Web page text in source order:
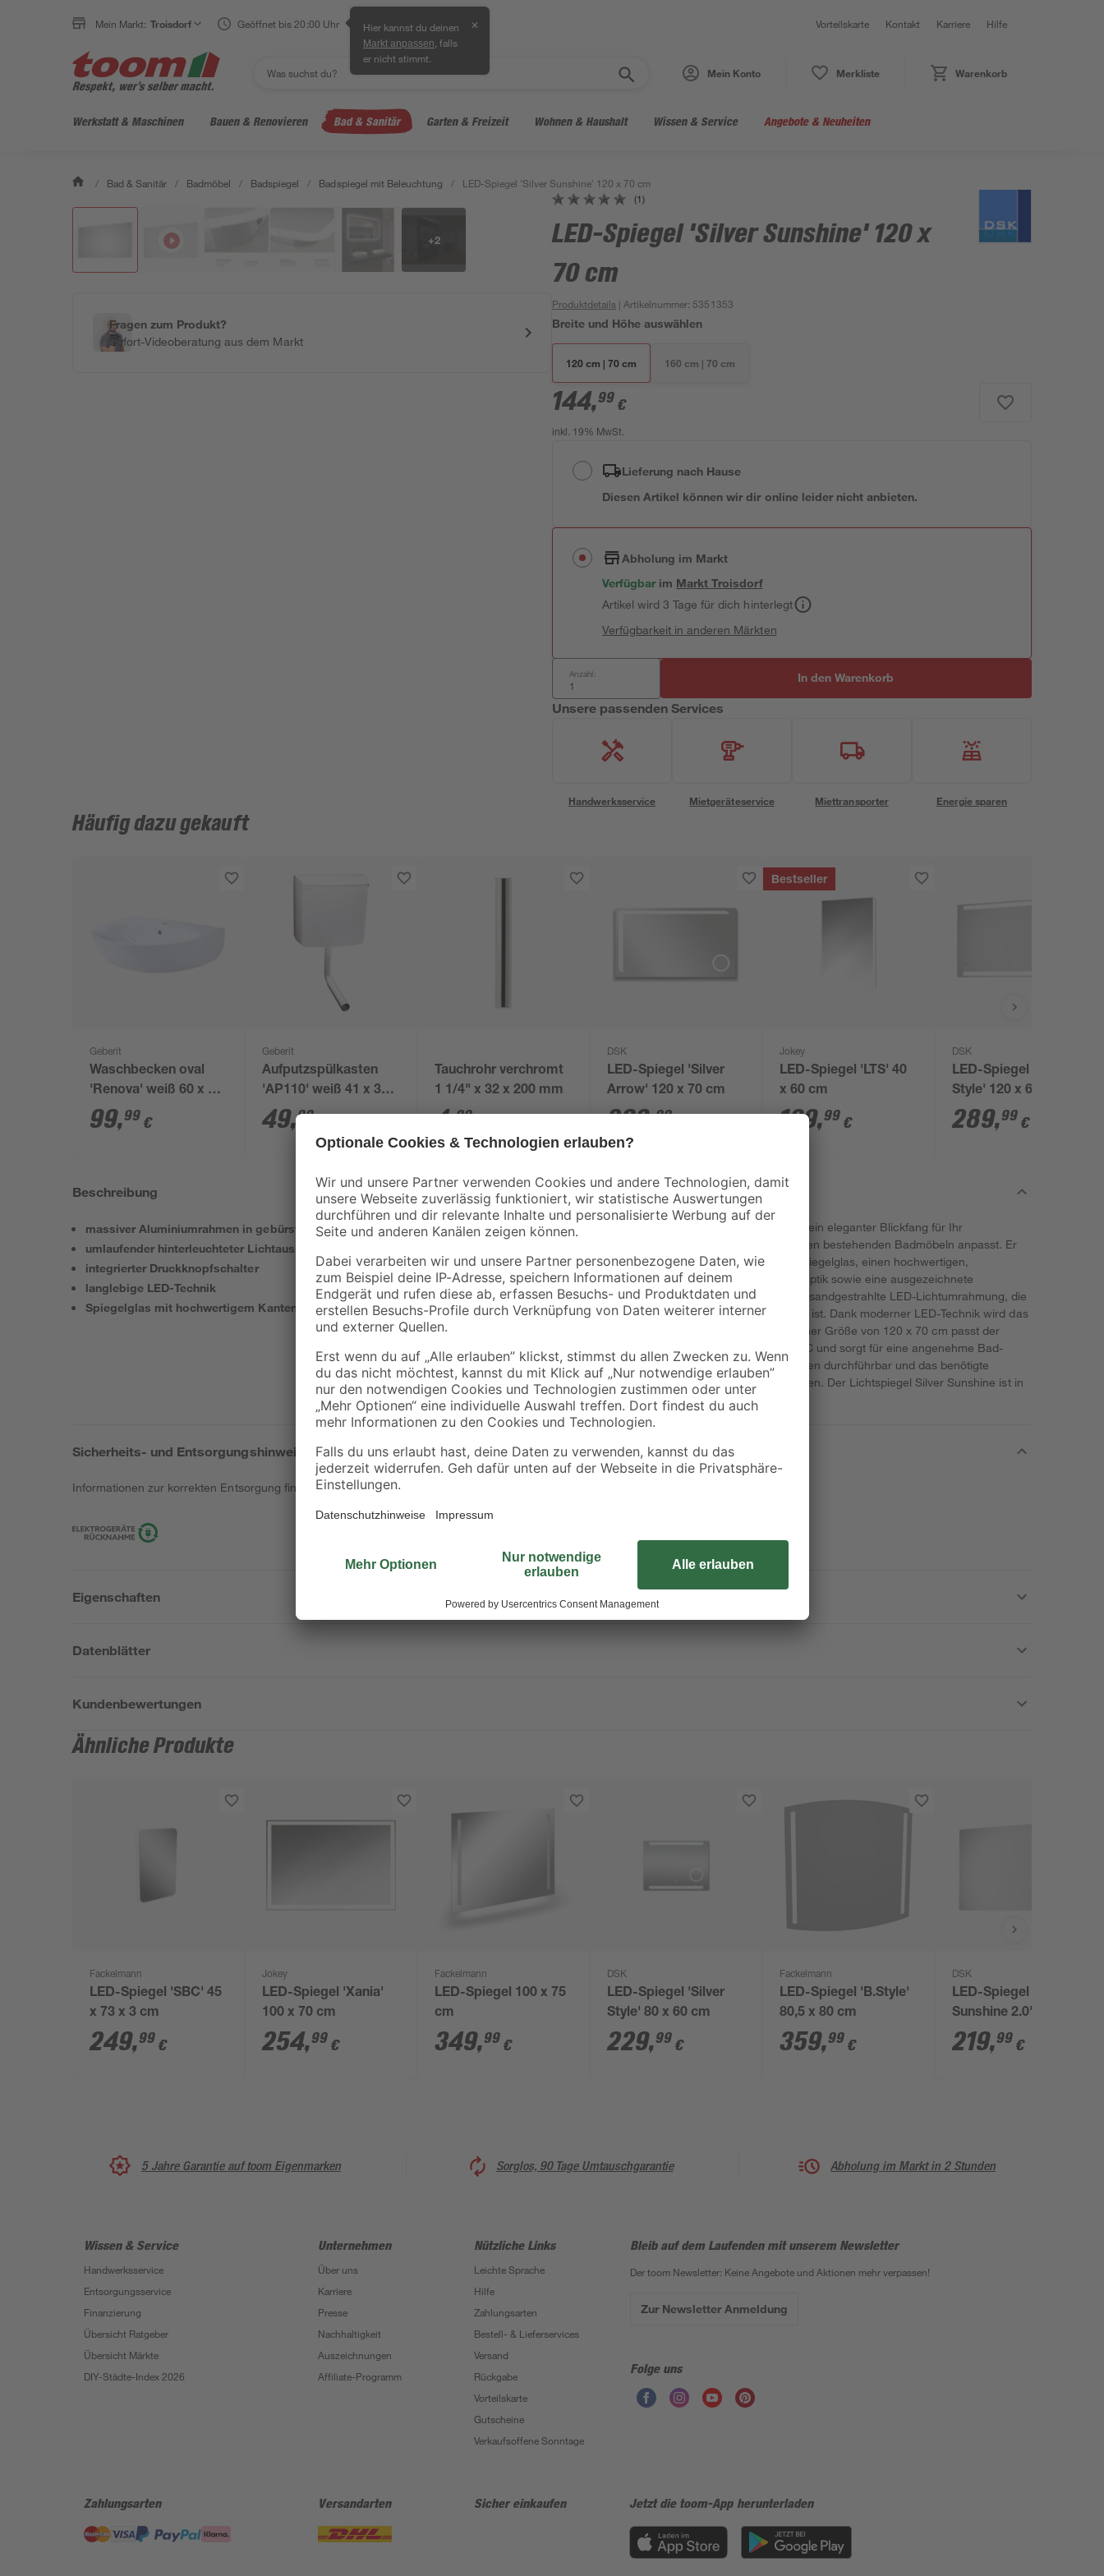
Mein Markt: Troisdorf Geöffnet bis 20:00 Uhr Hier kannst du deinen
Markt anpassen , falls
er nicht stimmt.
✕ Vorteilskarte Kontakt Karriere Hilfe
Mein Konto Merkliste Warenkorb
Werkstatt & Maschinen Bauen & Renovieren Bad & Sanitär Garten & Freizeit Wohnen & Haushalt Wissen & Service Angebote & Neuheiten
/ Bad & Sanitär / Badmöbel / Badspiegel / Badspiegel mit Beleuchtung / LED-Spiegel 'Silver Sunshine' 120 x 70 cm
+2
Fragen zum Produkt?
Sofort-Videoberatung aus dem Markt
(1)
LED-Spiegel 'Silver Sunshine' 120 x
70 cm
Produktdetails | Artikelnummer: 5351353
Breite und Höhe auswählen
120 cm | 70 cm 160 cm | 70 cm
144,99 €
inkl. 19% MwSt.
Lieferung nach Hause
Diesen Artikel können wir dir online leider nicht anbieten.
Abholung im Markt
Verfügbar im MarktTroisdorf
Artikel wird 3 Tage für dich hinterlegt
Verfügbarkeit in anderen Märkten
Anzahl: In den Warenkorb
Unsere passenden Services
Handwerksservice Mietgeräteservice Miettransporter Energie sparen
Häufig dazu gekauft
Geberit
Waschbecken oval
'Renova' weiß 60 x 19
x 48 cm
99,99 €
Geberit
Aufputzspülkasten
'AP110' weiß 41 x 39 x
13,5 cm
49,99
Tauchrohr verchromt
1 1/4" x 32 x 200 mm
4,99
DSK
LED-Spiegel 'Silver
Arrow' 120 x 70 cm
269,99
Bestseller
Jokey
LED-Spiegel 'LTS' 40
x 60 cm
109,99 €
DSK
LED-Spiegel 'Silver
Style' 120 x 60 cm
289,99 €
Beschreibung
massiver Aluminiumrahmen in gebürsteter Optik
umlaufender hinterleuchteter Lichtausschnitt mit Raumlichteffekt
integrierter Druckknopfschalter
langlebige LED-Technik
Spiegelglas mit hochwertigem Kantenschliff
Der DSK Design Lichtspiegel Silver Sunshine ist ein eleganter Blickfang für Ihr
Badezimmer, der sich dezent und harmonisch den bestehenden Badmöbeln anpasst. Er
besticht durch edle Materialien wie Pilkington Spiegelglas, einen hochwertigen,
umlaufenden Aluminiumrahmen in gebürsteter Optik sowie eine ausgezeichnete
Verarbeitung. Highlight des Wandspiegels ist die sandgestrahlte LED-Lichtumrahmung, die
oberflächenbündig in die Spiegelfläche integriert ist. Dank moderner LED-Technik wird das
eigene Spiegelbild optimal ausgeleuchtet. Mit einer Größe von 120 x 70 cm passt der
Lichtspiegel in nahezu jedes Bad oder Gäste-WC und sorgt für eine angenehme Bad-
Beleuchtung. Die Montage ist in wenigen Schritten durchführbar und das benötigte
Befestigungsmaterial ist im Lieferumfang enthalten. Der Lichtspiegel Silver Sunshine ist in
weiteren Größen erhältlich.
Sicherheits- und Entsorgungshinweise
Informationen zur korrekten Entsorgung findest duhier.
Eigenschaften
Datenblätter
Kundenbewertungen
Ähnliche Produkte
Fackelmann
LED-Spiegel 'SBC' 45
x 73 x 3 cm
249,99 €
Jokey
LED-Spiegel 'Xania'
100 x 70 cm
254,99 €
Fackelmann
LED-Spiegel 100 x 75
cm
349,99 €
DSK
LED-Spiegel 'Silver
Style' 80 x 60 cm
229,99 €
Fackelmann
LED-Spiegel 'B.Style'
80,5 x 80 cm
359,99 €
DSK
LED-Spiegel 'Silver
Sunshine 2.0' 120 x 70
cm
219,99 €
5 Jahre Garantie auf toom Eigenmarken Sorglos, 90 Tage Umtauschgarantie Abholung im Markt in 2 Stunden
Wissen & Service
Handwerksservice
Entsorgungsservice
Finanzierung
Übersicht Ratgeber
Übersicht Märkte
DIY-Städte-Index 2026
Unternehmen
Über uns
Karriere
Presse
Nachhaltigkeit
Auszeichnungen
Affiliate-Programm
Nützliche Links
Leichte Sprache
Hilfe
Zahlungsarten
Bestell- & Lieferservices
Versand
Rückgabe
Vorteilskarte
Gutscheine
Verkaufsoffene Sonntage
Bleib auf dem Laufenden mit unserem Newsletter
Der toom Newsletter: Keine Angebote und Aktionen mehr verpassen!
Zur Newsletter Anmeldung
Folge uns
Zahlungsarten Versandarten Sicher einkaufen Jetzt die toom-App herunterladen